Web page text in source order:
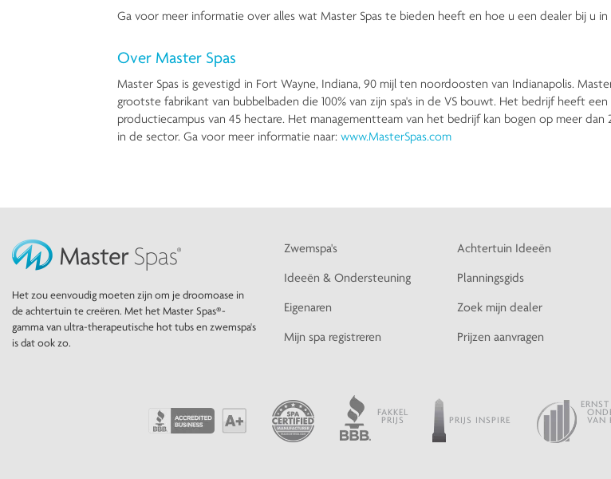
Ga voor meer informatie over alles wat Master Spas te bieden heeft en hoe u een dealer bij u
Over Master Spas
Master Spas is gevestigd in Fort Wayne, Indiana, 90 mijl ten noordoosten van Indianapolis.
grootste fabrikant van bubbelbaden die 100% van zijn spa's in de VS bouwt. Het bedrijf heeft
productiecampus van 45 hectare. Het managementteam van het bedrijf kan bogen op meer
in de sector. Ga voor meer informatie naar: www.MasterSpas.com
Het zou eenvoudig moeten zijn om je droomoase in
de achtertuin te creëren. Met het Master Spas®-
gamma van ultra-therapeutische hot tubs en zwemspa's
is dat ook zo.
Zwemspa's
Ideeën & Ondersteuning
Eigenaren
Mijn spa registreren
Achtertuin Ideeën
Planningsgids
Zoek mijn dealer
Prijzen aanvragen
FAKKEL
PRIJS PRIJS INSPIRE VAN